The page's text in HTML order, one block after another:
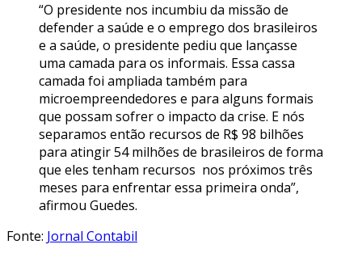
“O presidente nos incumbiu da missão de
defender a saúde e o emprego dos brasileiros
e a saúde, o presidente pediu que lançasse
uma camada para os informais. Essa cassa
camada foi ampliada também para
microempreendedores e para alguns formais
que possam sofrer o impacto da crise. E nós
separamos então recursos de R$ 98 bilhões
para atingir 54 milhões de brasileiros de forma
que eles tenham recursos nos próximos três
meses para enfrentar essa primeira onda”,
afirmou Guedes.
Fonte: Jornal Contabil